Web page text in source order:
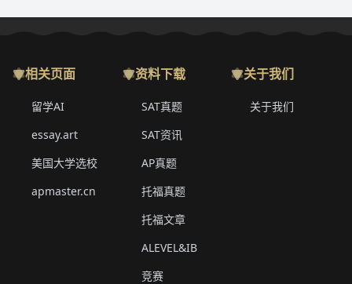
相关页面
留学AI
essay.art
美国大学选校
apmaster.cn
资料下载
SAT真题
SAT资讯
AP真题
托福真题
托福文章
ALEVEL&IB
竞赛
关于我们
关于我们